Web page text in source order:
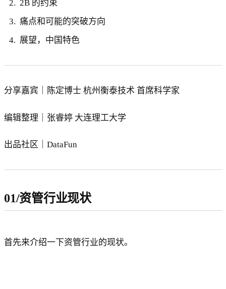
2B 的约束
痛点和可能的突破方向
展望，中国特色‍‍
分享嘉宾｜陈定博士 杭州衡泰技术 首席科学家
编辑整理｜张睿婷 大连理工大学
出品社区｜DataFun
01/资管行业现状
首先来介绍一下资管行业的现状。